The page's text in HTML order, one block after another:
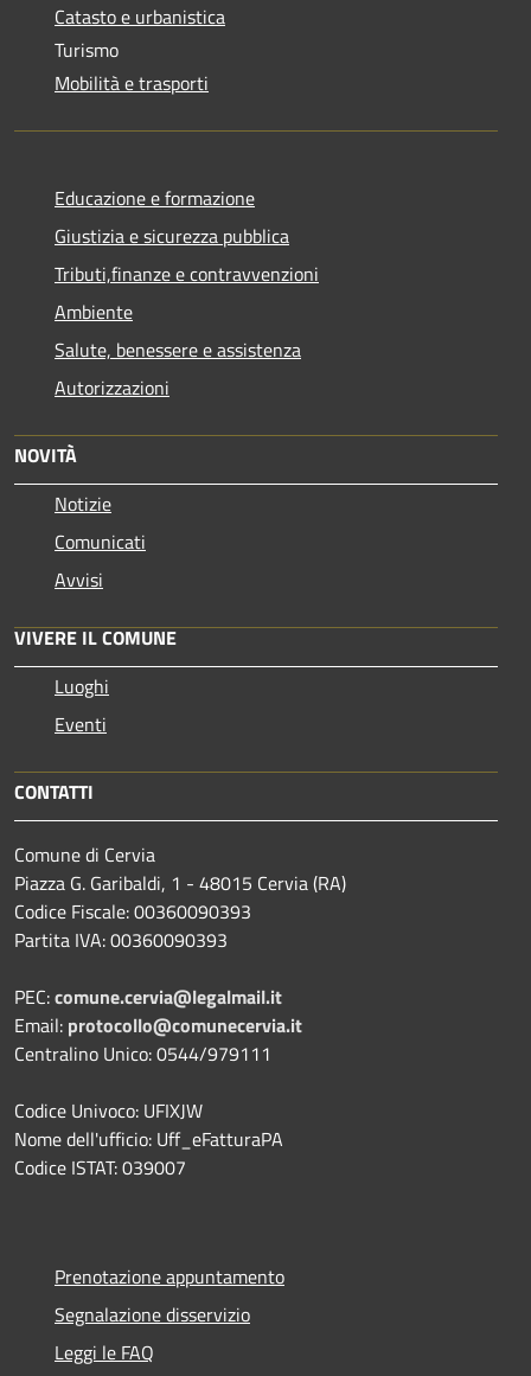
Catasto e urbanistica
Turismo
Mobilità e trasporti
Educazione e formazione
Giustizia e sicurezza pubblica
Tributi,finanze e contravvenzioni
Ambiente
Salute, benessere e assistenza
Autorizzazioni
NOVITÀ
Notizie
Comunicati
Avvisi
VIVERE IL COMUNE
Luoghi
Eventi
CONTATTI
Comune di Cervia
Piazza G. Garibaldi, 1 - 48015 Cervia (RA)
Codice Fiscale: 00360090393
Partita IVA: 00360090393
PEC:comune.cervia@legalmail.it
Email: protocollo@comunecervia.it
Centralino Unico: 0544/979111
Codice Univoco: UFIXJW
Nome dell'ufficio: Uff_eFatturaPA
Codice ISTAT: 039007
Prenotazione appuntamento
Segnalazione disservizio
Leggi le FAQ